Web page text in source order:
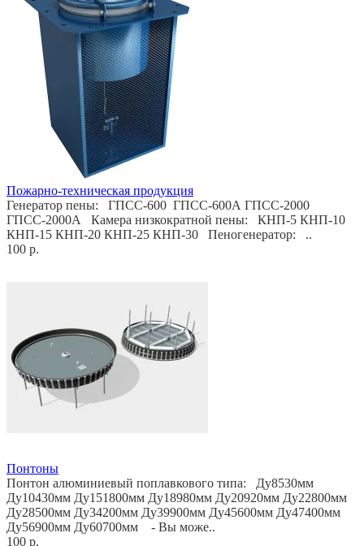
Пожарно-техническая продукция
Генератор пены: ГПСС-600 ГПСС-600А ГПСС-2000
ГПСС-2000А Камера низкократной пены: КНП-5 КНП-10
КНП-15 КНП-20 КНП-25 КНП-30 Пеногенератор: ..
100 р.
Понтоны
Понтон алюминиевый поплавкового типа: Ду8530мм
Ду10430мм Ду151800мм Ду18980мм Ду20920мм Ду22800мм
Ду28500мм Ду34200мм Ду39900мм Ду45600мм Ду47400мм
Ду56900мм Ду60700мм - Вы може..
100 р.